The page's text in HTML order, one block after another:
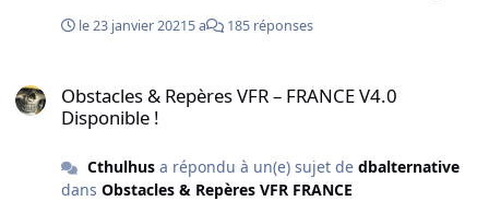
y avait ce souci déjà dans P3D ou FSX, je ne m'en
le 23 janvier 20215 a 185 réponses
Obstacles & Repères VFR – FRANCE V4.0
Disponible !
Cthulhusa répondu à un(e) sujet de dbalternative
dans Obstacles & Repères VFR FRANCE